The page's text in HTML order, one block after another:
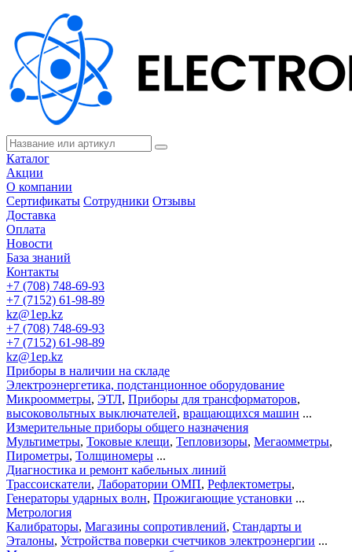
Каталог
Акции
О компании
Сертификаты Сотрудники Отзывы
Доставка
Оплата
Новости
База знаний
Контакты
+7 (708) 748-69-93
+7 (7152) 61-98-89
kz@1ep.kz
+7 (708) 748-69-93
+7 (7152) 61-98-89
kz@1ep.kz
Приборы в наличии на складе
Электроэнергетика, подстанционное оборудование
Микроомметры, ЭТЛ, Приборы для трансформаторов,
высоковольтных выключателей, вращающихся машин ...
Измерительные приборы общего назначения
Мультиметры, Токовые клещи, Тепловизоры, Мегаомметры,
Пирометры, Толщиномеры ...
Диагностика и ремонт кабельных линий
Трассоискатели, Лаборатории ОМП, Рефлектометры,
Генераторы ударных волн, Прожигающие установки ...
Метрология
Калибраторы, Магазины сопротивлений, Стандарты и
Эталоны, Устройства поверки счетчиков электроэнергии ...